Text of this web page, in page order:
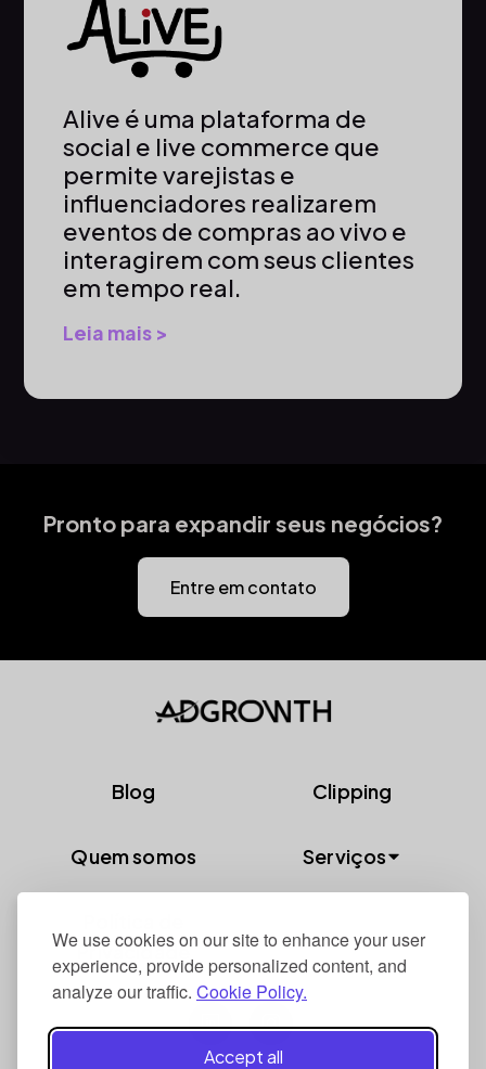
We use cookies on our site to enhance your user
experience, provide personalized content, and
analyze our traffic. Cookie Policy.
Accept all
Alive é uma plataforma de
social e live commerce que
permite varejistas e
influenciadores realizarem
eventos de compras ao vivo e
interagirem com seus clientes
em tempo real.
Leia mais >
Pronto para expandir seus negócios?
Entre em contato
Blog Clipping
Quem somos
Serviços
Mídia Programática
Privacidade